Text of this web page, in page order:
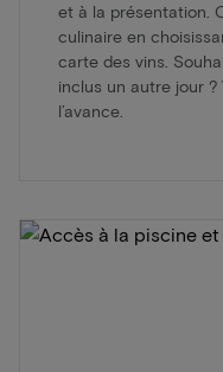
et à la présentation.
culinaire en
carte des vins.
inclus un autre jour ?
l’avance.